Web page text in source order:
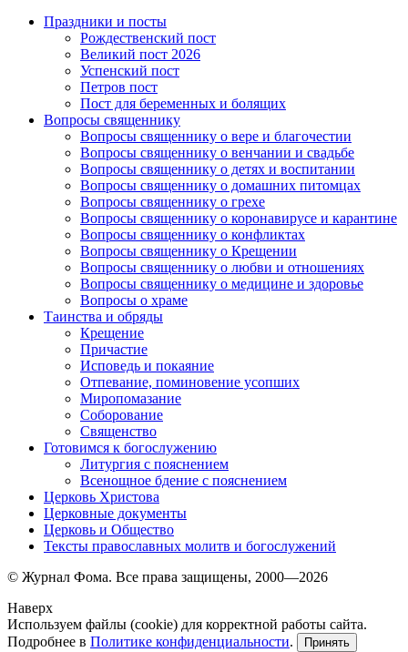
Праздники и посты
Рождественский пост
Великий пост 2026
Успенский пост
Петров пост
Пост для беременных и болящих
Вопросы священнику
Вопросы священнику о вере и благочестии
Вопросы священнику о венчании и свадьбе
Вопросы священнику о детях и воспитании
Вопросы священнику о домашних питомцах
Вопросы священнику о грехе
Вопросы священнику о коронавирусе и карантине
Вопросы священнику о конфликтах
Вопросы священнику о Крещении
Вопросы священнику о любви и отношениях
Вопросы священнику о медицине и здоровье
Вопросы о храме
Таинства и обряды
Крещение
Причастие
Исповедь и покаяние
Отпевание, поминовение усопших
Миропомазание
Соборование
Священство
Готовимся к богослужению
Литургия с пояснением
Всенощное бдение с пояснением
Церковь Христова
Церковные документы
Церковь и Общество
Тексты православных молитв и богослужений
© Журнал Фома. Все права защищены, 2000—2026
Наверх
Используем файлы (cookie) для корректной работы сайта.
Подробнее в Политике конфиденциальности. Принять